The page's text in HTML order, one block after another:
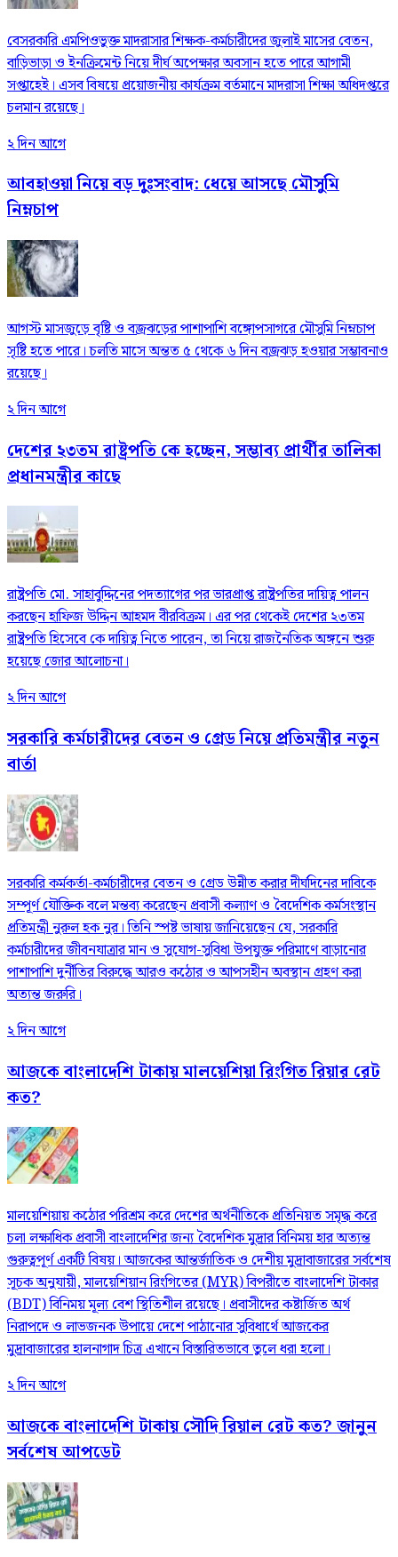
বেসরকারি এমপিওভুক্ত মাদরাসার শিক্ষক-কর্মচারীদের জুলাই মাসের বেতন,
বাড়িভাড়া ও ইনক্রিমেন্ট নিয়ে দীর্ঘ অপেক্ষার অবসান হতে পারে আগামী
সপ্তাহেই। এসব বিষয়ে প্রয়োজনীয় কার্যক্রম বর্তমানে মাদরাসা শিক্ষা অধিদপ্তরে
চলমান রয়েছে।
২ দিন আগে
আবহাওয়া নিয়ে বড় দুঃসংবাদ: ধেয়ে আসছে মৌসুমি
নিম্নচাপ
আগস্ট মাসজুড়ে বৃষ্টি ও বজ্রঝড়ের পাশাপাশি বঙ্গোপসাগরে মৌসুমি নিম্নচাপ
সৃষ্টি হতে পারে। চলতি মাসে অন্তত ৫ থেকে ৬ দিন বজ্রঝড় হওয়ার সম্ভাবনাও
রয়েছে।
২ দিন আগে
দেশের ২৩তম রাষ্ট্রপতি কে হচ্ছেন, সম্ভাব্য প্রার্থীর তালিকা
প্রধানমন্ত্রীর কাছে
রাষ্ট্রপতি মো. সাহাবুদ্দিনের পদত্যাগের পর ভারপ্রাপ্ত রাষ্ট্রপতির দায়িত্ব পালন
করছেন হাফিজ উদ্দিন আহমদ বীরবিক্রম। এর পর থেকেই দেশের ২৩তম
রাষ্ট্রপতি হিসেবে কে দায়িত্ব নিতে পারেন, তা নিয়ে রাজনৈতিক অঙ্গনে শুরু
হয়েছে জোর আলোচনা।
২ দিন আগে
সরকারি কর্মচারীদের বেতন ও গ্রেড নিয়ে প্রতিমন্ত্রীর নতুন
বার্তা
সরকারি কর্মকর্তা-কর্মচারীদের বেতন ও গ্রেড উন্নীত করার দীর্ঘদিনের দাবিকে
সম্পূর্ণ যৌক্তিক বলে মন্তব্য করেছেন প্রবাসী কল্যাণ ও বৈদেশিক কর্মসংস্থান
প্রতিমন্ত্রী নুরুল হক নুর। তিনি স্পষ্ট ভাষায় জানিয়েছেন যে, সরকারি
কর্মচারীদের জীবনযাত্রার মান ও সুযোগ-সুবিধা উপযুক্ত পরিমাণে বাড়ানোর
পাশাপাশি দুর্নীতির বিরুদ্ধে আরও কঠোর ও আপসহীন অবস্থান গ্রহণ করা
অত্যন্ত জরুরি।
২ দিন আগে
আজকে বাংলাদেশি টাকায় মালয়েশিয়া রিংগিত রিয়ার রেট
কত?
মালয়েশিয়ায় কঠোর পরিশ্রম করে দেশের অর্থনীতিকে প্রতিনিয়ত সমৃদ্ধ করে
চলা লক্ষাধিক প্রবাসী বাংলাদেশির জন্য বৈদেশিক মুদ্রার বিনিময় হার অত্যন্ত
গুরুত্বপূর্ণ একটি বিষয়। আজকের আন্তর্জাতিক ও দেশীয় মুদ্রাবাজারের সর্বশেষ
সূচক অনুযায়ী, মালয়েশিয়ান রিংগিতের (MYR) বিপরীতে বাংলাদেশি টাকার
(BDT) বিনিময় মূল্য বেশ স্থিতিশীল রয়েছে। প্রবাসীদের কষ্টার্জিত অর্থ
নিরাপদে ও লাভজনক উপায়ে দেশে পাঠানোর সুবিধার্থে আজকের
মুদ্রাবাজারের হালনাগাদ চিত্র এখানে বিস্তারিতভাবে তুলে ধরা হলো।
২ দিন আগে
আজকে বাংলাদেশি টাকায় সৌদি রিয়াল রেট কত? জানুন
সর্বশেষ আপডেট